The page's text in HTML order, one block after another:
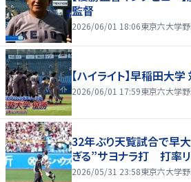
監督
2026/06/01 18:06東京六大学
【ハイライト】早稲田大
2026/06/01 17:59東京六大学
32年ぶり天覧試合で早
ぎる”サヨナラ打 打率リ
2026/05/31 23:58東京六大学